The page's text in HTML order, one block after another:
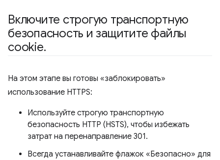
Включите строгую транспортную
безопасность и защитите файлы
cookie.
На этом этапе вы готовы «заблокировать»
использование HTTPS:
Используйте строгую транспортную
безопасность HTTP (HSTS), чтобы избежать
затрат на перенаправление 301.
Всегда устанавливайте флажок «Безопасно» для